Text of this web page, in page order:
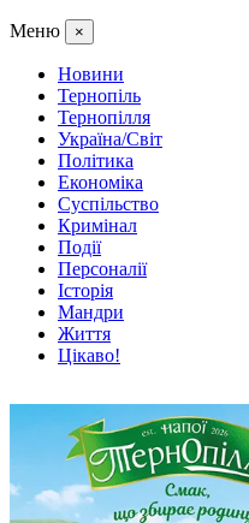
Меню ×
Новини
Тернопіль
Тернопілля
Україна/Світ
Політика
Економіка
Суспільство
Кримінал
Події
Персоналії
Історія
Мандри
Життя
Цікаво!